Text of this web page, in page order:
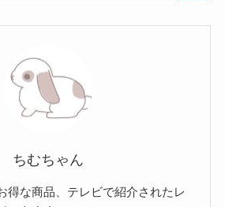
ちむちゃん
得な商品、テレビで紹介されたレ